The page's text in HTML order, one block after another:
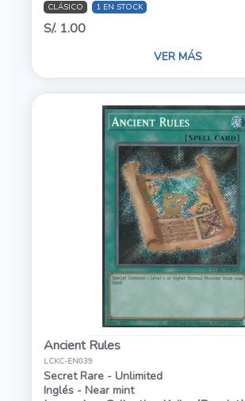
CLÁSICO 1 EN STOCK
S/. 1.00
VER MÁS
Ancient Rules
LCKC-EN039
Secret Rare - Unlimited
Inglés - Near mint